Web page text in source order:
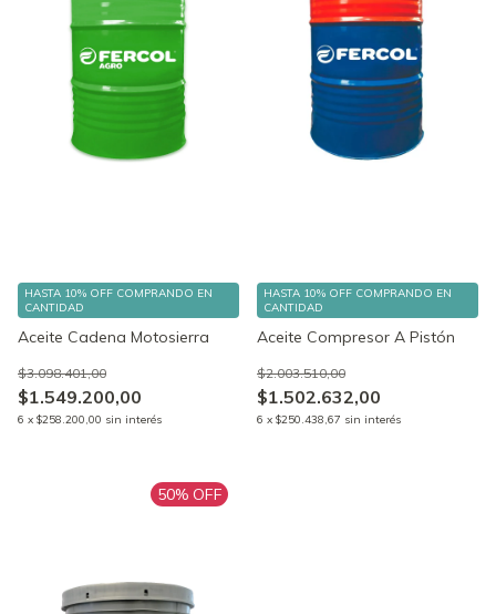
Aceite Cadena Motosierra
$1.549.200,00
$3.098.401,00
6 x $258.200,00 sin interés
HASTA 10% OFF COMPRANDO EN
CANTIDAD
Aceite Compresor A Pistón
$1.502.632,00
$2.003.510,00
6 x $250.438,67 sin interés
HASTA 10% OFF COMPRANDO EN
CANTIDAD
50% OFF